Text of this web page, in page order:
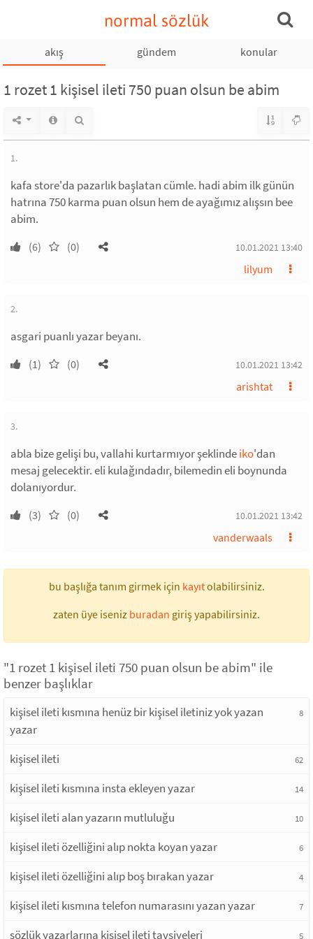
normal sözlük
akış gündem konular
1 rozet 1 kişisel ileti 750 puan olsun be abim
1.
kafa store'da pazarlık başlatan cümle. hadi abim ilk günün
hatrına 750 karma puan olsun hem de ayağımız alışsın bee
abim.
(6) (0) 10.01.2021 13:40
lilyum
2.
asgari puanlı yazar beyanı.
(1) (0) 10.01.2021 13:42
arishtat
3.
abla bize gelişi bu, vallahi kurtarmıyor şeklindeiko'dan
mesaj gelecektir. eli kulağındadır, bilemedin eli boynunda
dolanıyordur.
(3) (0) 10.01.2021 13:42
vanderwaals
bu başlığa tanım girmek için kayıtolabilirsiniz.
zaten üye iseniz buradan giriş yapabilirsiniz.
"1 rozet 1 kişisel ileti 750 puan olsun be abim" ile
benzer başlıklar
kişisel ileti kısmına henüz bir kişisel iletiniz yok yazan
yazar
8
kişisel ileti 62
kişisel ileti kısmına insta ekleyen yazar 14
kişisel ileti alan yazarın mutluluğu 10
kişisel ileti özelliğini alıp nokta koyan yazar 6
kişisel ileti özelliğini alıp boş bırakan yazar 4
kişisel ileti kısmına telefon numarasını yazan yazar 7
sözlük yazarlarına kişisel ileti tavsiyeleri 5